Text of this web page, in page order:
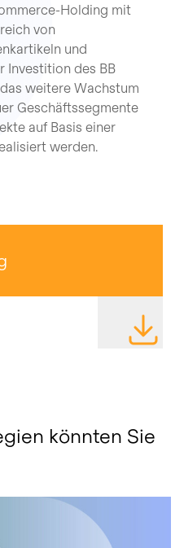
Holding mit
von
und
Investition des BB
weitere Wachstum
Geschäftssegmente
auf Basis einer
werden.
DATEI
könnten Sie